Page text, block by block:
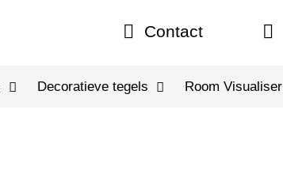
Contact
Decoratieve tegels Room Visualiser